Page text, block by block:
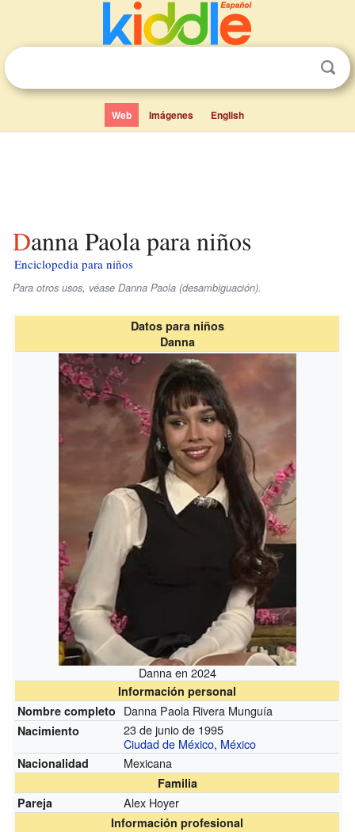
Web Imágenes English
Danna Paola para niños
Enciclopedia para niños
Para otros usos, véase Danna Paola (desambiguación).
Datos para niños
Danna
Danna en 2024
Información personal
Nombre completo Danna Paola Rivera Munguía
Nacimiento
23 de junio de 1995
Ciudad de México, México
Nacionalidad Mexicana
Familia
Pareja
Alex Hoyer
Información profesional